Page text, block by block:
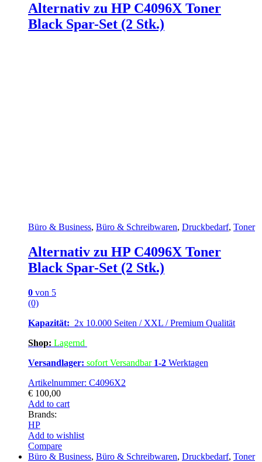
Alternativ zu HP C4096X Toner
Black Spar-Set (2 Stk.)
Büro & Business, Büro & Schreibwaren, Druckbedarf, Toner
Alternativ zu HP C4096X Toner
Black Spar-Set (2 Stk.)
0 von 5
(0)
Kapazität: 2x 10.000 Seiten / XXL / Premium Qualität
Shop: Lagernd
Versandlager: sofort Versandbar 1-2 Werktagen
Artikelnummer: C4096X2
€ 100,00
Add to cart
Brands:
HP
Add to wishlist
Compare
Büro & Business, Büro & Schreibwaren, Druckbedarf, Toner